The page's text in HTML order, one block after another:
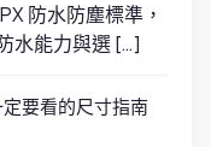
防水防塵標準，
水能力與選 […]
要看的尺寸指南